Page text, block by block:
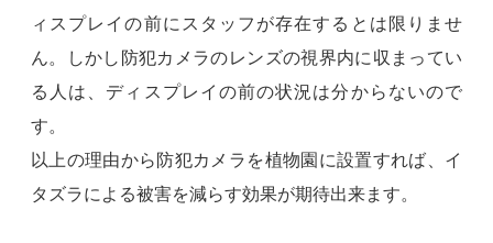
ィスプレイの前にスタッフが存在するとは限りませ
ん。しかし防犯カメラのレンズの視界内に収まってい
る人は、ディスプレイの前の状況は分からないので
す。
以上の理由から防犯カメラを植物園に設置すれば、イ
タズラによる被害を減らす効果が期待出来ます。